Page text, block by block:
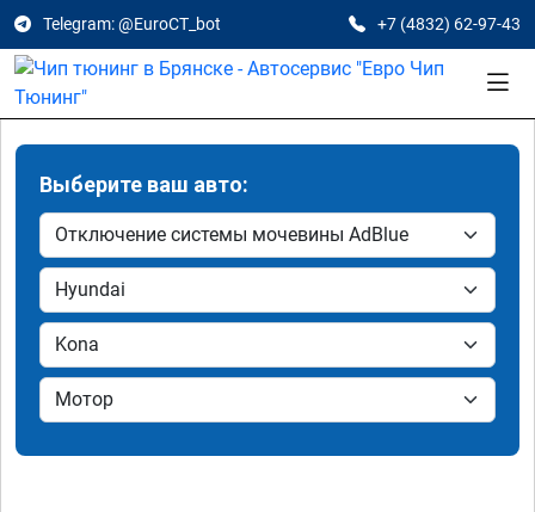
Telegram: @EuroCT_bot +7 (4832) 62-97-43
Выберите ваш авто: